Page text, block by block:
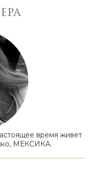
время живёт
МЕКСИКА.